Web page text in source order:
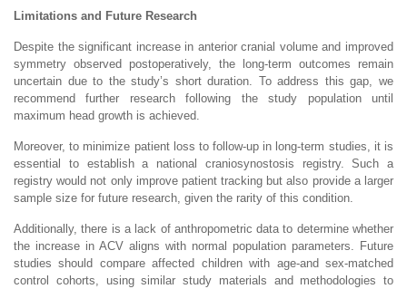
Limitations and Future Research
Despite the significant increase in anterior cranial volume and improved
symmetry observed postoperatively, the long-term outcomes remain
uncertain due to the study’s short duration. To address this gap, we
recommend further research following the study population until
maximum head growth is achieved.
Moreover, to minimize patient loss to follow-up in long-term studies, it is
essential to establish a national craniosynostosis registry. Such a
registry would not only improve patient tracking but also provide a larger
sample size for future research, given the rarity of this condition.
Additionally, there is a lack of anthropometric data to determine whether
the increase in ACV aligns with normal population parameters. Future
studies should compare affected children with age-and sex-matched
control cohorts, using similar study materials and methodologies to